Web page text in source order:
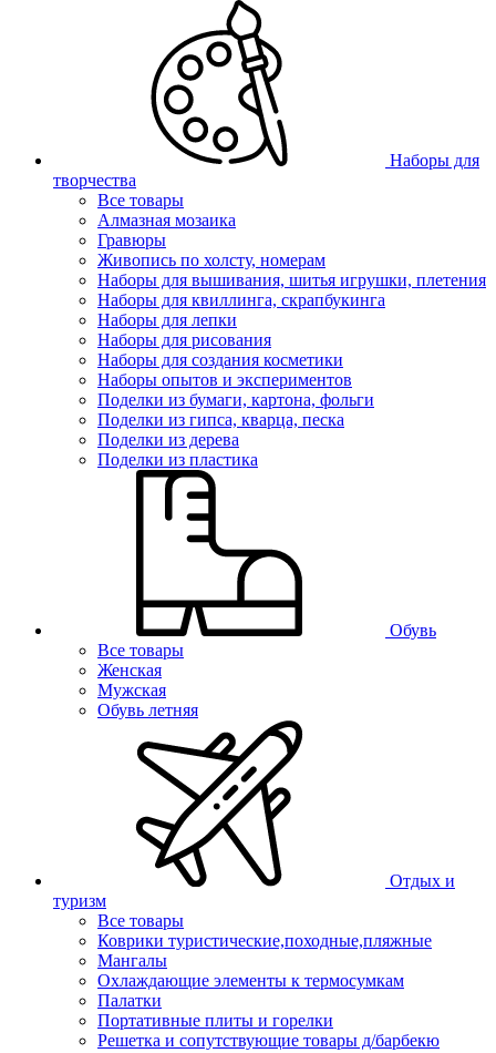
Наборы для
творчества
Все товары
Алмазная мозаика
Гравюры
Живопись по холсту, номерам
Наборы для вышивания, шитья игрушки, плетения
Наборы для квиллинга, скрапбукинга
Наборы для лепки
Наборы для рисования
Наборы для создания косметики
Наборы опытов и экспериментов
Поделки из бумаги, картона, фольги
Поделки из гипса, кварца, песка
Поделки из дерева
Поделки из пластика
Обувь
Все товары
Женская
Мужская
Обувь летняя
Отдых и
туризм
Все товары
Коврики туристические,походные,пляжные
Мангалы
Охлаждающие элементы к термосумкам
Палатки
Портативные плиты и горелки
Решетка и сопутствующие товары д/барбекю